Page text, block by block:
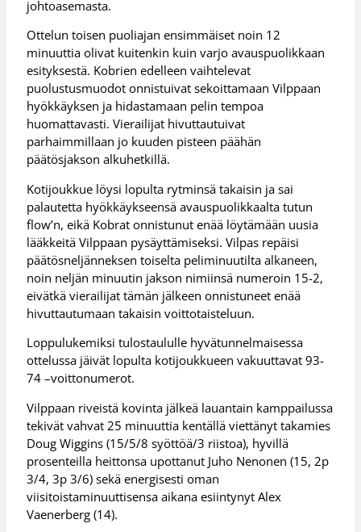
johtoasemasta.
Ottelun toisen puoliajan ensimmäiset noin 12
minuuttia olivat kuitenkin kuin varjo avauspuolikkaan
esityksestä. Kobrien edelleen vaihtelevat
puolustusmuodot onnistuivat sekoittamaan Vilppaan
hyökkäyksen ja hidastamaan pelin tempoa
huomattavasti. Vierailijat hivuttautuivat
parhaimmillaan jo kuuden pisteen päähän
päätösjakson alkuhetkillä.
Kotijoukkue löysi lopulta rytminsä takaisin ja sai
palautetta hyökkäykseensä avauspuolikkaalta tutun
flow’n, eikä Kobrat onnistunut enää löytämään uusia
lääkkeitä Vilppaan pysäyttämiseksi. Vilpas repäisi
päätösneljänneksen toiselta peliminuutilta alkaneen,
noin neljän minuutin jakson nimiinsä numeroin 15-2,
eivätkä vierailijat tämän jälkeen onnistuneet enää
hivuttautumaan takaisin voittotaisteluun.
Loppulukemiksi tulostaululle hyvätunnelmaisessa
ottelussa jäivät lopulta kotijoukkueen vakuuttavat 93-
74 –voittonumerot.
Vilppaan riveistä kovinta jälkeä lauantain kamppailussa
tekivät vahvat 25 minuuttia kentällä viettänyt takamies
Doug Wiggins (15/5/8 syöttöä/3 riistoa), hyvillä
prosenteilla heittonsa upottanut Juho Nenonen (15, 2p
3/4, 3p 3/6) sekä energisesti oman
viisitoistaminuuttisensa aikana esiintynyt Alex
Vaenerberg (14).